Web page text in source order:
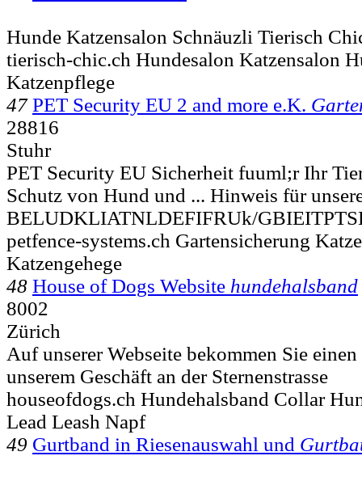
Hunde Katzensalon Schnäuzli Tierisch
tierisch-chic.ch Hundesalon Katzensalon
Katzenpflege
47 PET Security EU 2 and more e.K.
28816
Stuhr
PET Security EU Sicherheit fuuml;r Ihr
Schutz von Hund und ... Hinweis für
BELUDKLIATNLDEFIFRUk/
petfence-systems.ch Gartensicherung
Katzengehege
48 House of Dogs Website hundehalsband
8002
Zürich
Auf unserer Webseite bekommen Sie
unserem Geschäft an der Sternenstrasse
houseofdogs.ch Hundehalsband Collar
Lead Leash Napf
49 Gurtband in Riesenauswahl und